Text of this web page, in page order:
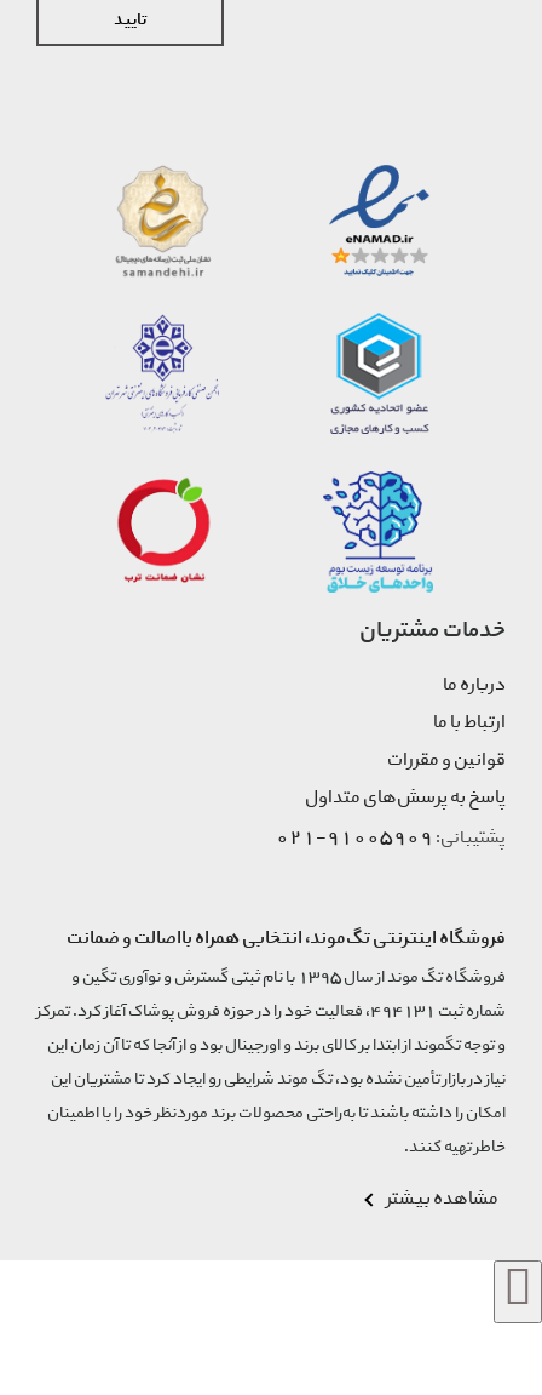
تایید
خدمات مشتریان
درباره ما
ارتباط با ما
قوانین و مقررات
پاسخ به پرسش‌های متداول
پشتیبانی:91005909-021
فروشگاه اینترنتی تگ‌موند، انتخابی همراه بااصالت و ضمانت
فروشگاه تگ موند از سال 1395 با نام ثبتی گسترش و نوآوری تگین و
شماره ثبت 494131، فعالیت خود را در حوزه فروش پوشاک آغاز کرد. تمرکز
و توجه تگموند از ابتدا بر کالای برند و اورجینال بود و از آنجا که تا آن زمان این
نیاز در بازار تأمین نشده بود، تگ موند شرایطی رو ایجاد کرد تا مشتریان این
امکان را داشته باشند تا به‌راحتی محصولات برند مورد‌نظر خود را با اطمینان
خاطر تهیه کنند.
مشاهده بیشتر